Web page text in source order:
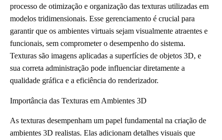
processo de otimização e organização das texturas utilizadas em
modelos tridimensionais. Esse gerenciamento é crucial para
garantir que os ambientes virtuais sejam visualmente atraentes e
funcionais, sem comprometer o desempenho do sistema.
Texturas são imagens aplicadas a superfícies de objetos 3D, e
sua correta administração pode influenciar diretamente a
qualidade gráfica e a eficiência do renderizador.
Importância das Texturas em Ambientes 3D
As texturas desempenham um papel fundamental na criação de
ambientes 3D realistas. Elas adicionam detalhes visuais que